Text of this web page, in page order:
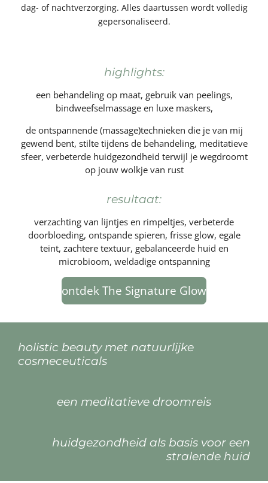
dag- of nachtverzorging. Alles daartussen wordt volledig
gepersonaliseerd.
highlights:
een behandeling op maat, gebruik van peelings,
bindweefselmassage en luxe maskers,
de ontspannende (massage)technieken die je van mij
gewend bent, stilte tijdens de behandeling, meditatieve
sfeer, verbeterde huidgezondheid terwijl je wegdroomt
op jouw wolkje van rust
resultaat:
verzachting van lijntjes en rimpeltjes, verbeterde
doorbloeding, ontspande spieren, frisse glow, egale
teint, zachtere textuur, gebalanceerde huid en
microbioom, weldadige ontspanning
ontdek The Signature Glow
holistic beauty met natuurlijke
cosmeceuticals
een meditatieve droomreis
huidgezondheid als basis voor een
stralende huid